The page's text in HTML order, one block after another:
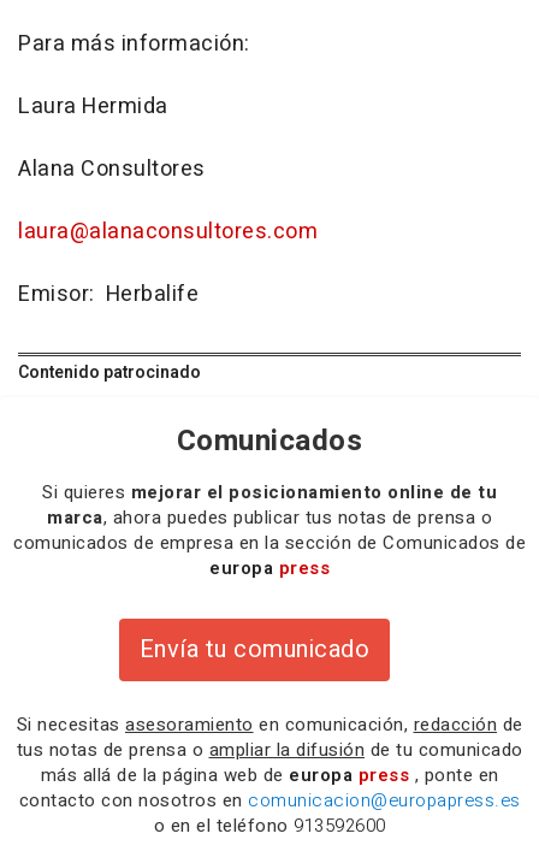
Para más información:
Laura Hermida
Alana Consultores
laura@alanaconsultores.com
Emisor: Herbalife
Contenido patrocinado
Comunicados
Si quieres mejorar el posicionamiento online de tu
marca, ahora puedes publicar tus notas de prensa o
comunicados de empresa en la sección de Comunicados de
europa press
Envía tu comunicado
Si necesitas asesoramiento en comunicación, redacción de
tus notas de prensa o ampliar la difusión de tu comunicado
más allá de la página web de europa press , ponte en
contacto con nosotros en comunicacion@europapress.es
o en el teléfono 913592600